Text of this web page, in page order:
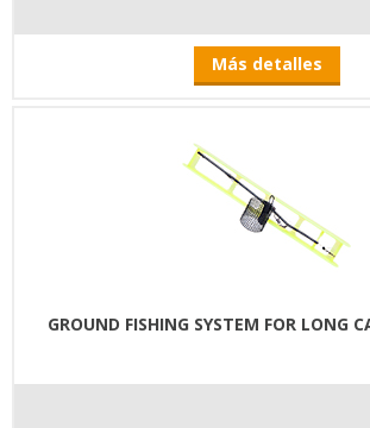
Más detalles
GROUND FISHING SYSTEM FOR LONG